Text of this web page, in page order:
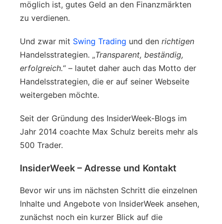
möglich ist, gutes Geld an den Finanzmärkten
zu verdienen.
Und zwar mit Swing Trading und den richtigen
Handelsstrategien. „Transparent, beständig,
erfolgreich.“ – lautet daher auch das Motto der
Handelsstrategien, die er auf seiner Webseite
weitergeben möchte.
Seit der Gründung des InsiderWeek-Blogs im
Jahr 2014 coachte Max Schulz bereits mehr als
500 Trader.
InsiderWeek – Adresse und Kontakt
Bevor wir uns im nächsten Schritt die einzelnen
Inhalte und Angebote von InsiderWeek ansehen,
zunächst noch ein kurzer Blick auf die